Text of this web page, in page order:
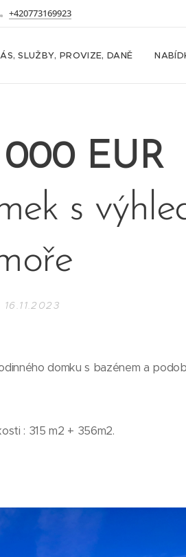
+420773169923
SLUŽBY, PROVIZE, DANĚ
EUR
s
16.11.2023
domku s bazénem a
: 315 m2 + 356m2.